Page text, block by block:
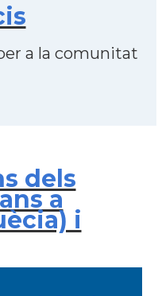
a la comunitat
dels
a
i